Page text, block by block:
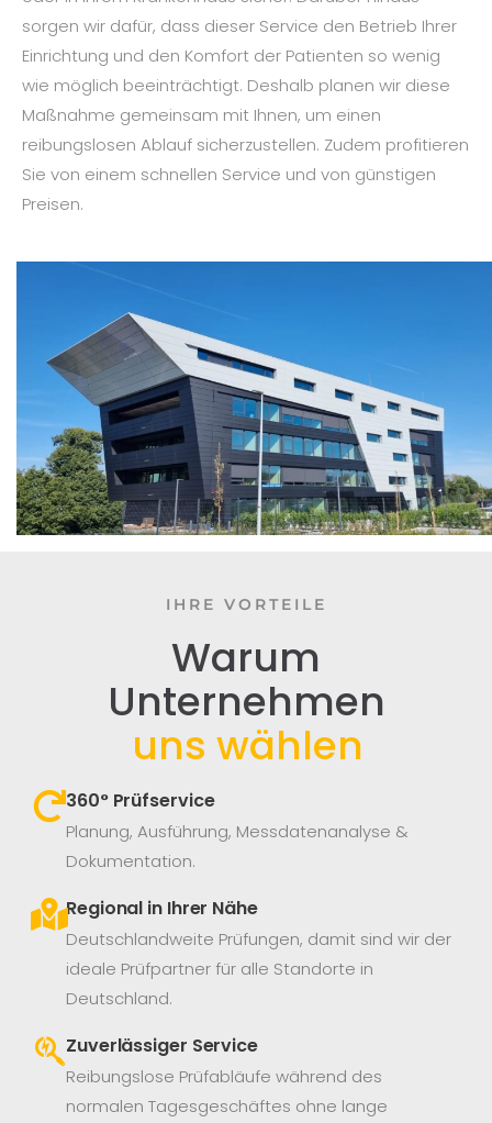
sorgen wir dafür, dass dieser Service den Betrieb Ihrer
Einrichtung und den Komfort der Patienten so wenig
wie möglich beeinträchtigt. Deshalb planen wir diese
Maßnahme gemeinsam mit Ihnen, um einen
reibungslosen Ablauf sicherzustellen. Zudem profitieren
Sie von einem schnellen Service und von günstigen
Preisen.
IHRE VORTEILE
Warum
Unternehmen
uns wählen
360° Prüfservice​
Planung, Ausführung, Messdatenanalyse &
Dokumentation.
Regional in Ihrer Nähe
Deutschlandweite Prüfungen, damit sind wir der
ideale Prüfpartner für alle Standorte in
Deutschland.
Zuverlässiger Service
Reibungslose Prüfabläufe während des
normalen Tagesgeschäftes ohne lange